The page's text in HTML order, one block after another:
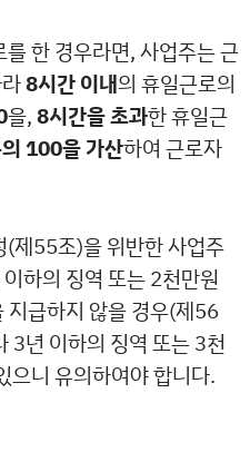
한 경우라면, 사업주는 근
8시간 이내의 휴일근로의
을,8시간을 초과한 휴일근
100을 가산하여 근로자
(제55조)을 위반한 사업주
하의 징역 또는 2천만원
지급하지 않을 경우(제56
3년 이하의 징역 또는 3천
으니 유의하여야 합니다.